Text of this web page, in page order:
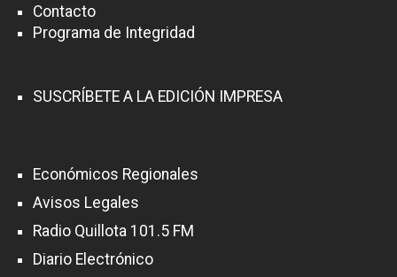
Contacto
Programa de Integridad
SUSCRÍBETE A LA EDICIÓN IMPRESA
Económicos Regionales
Avisos Legales
Radio Quillota 101.5 FM
Diario Electrónico